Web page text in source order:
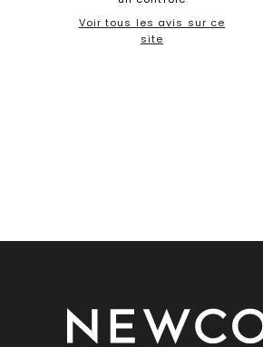
Voir tous les avis sur ce
site